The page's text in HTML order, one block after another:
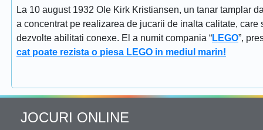
La 10 august 1932 Ole Kirk Kristiansen, un tanar tamplar
a concentrat pe realizarea de jucarii de inalta calitate,
dezvolte abilitati conexe. El a numit compania “LEGO”,
cat poate rezista o piesa LEGO in mediul marin!
JOCURI ONLINE